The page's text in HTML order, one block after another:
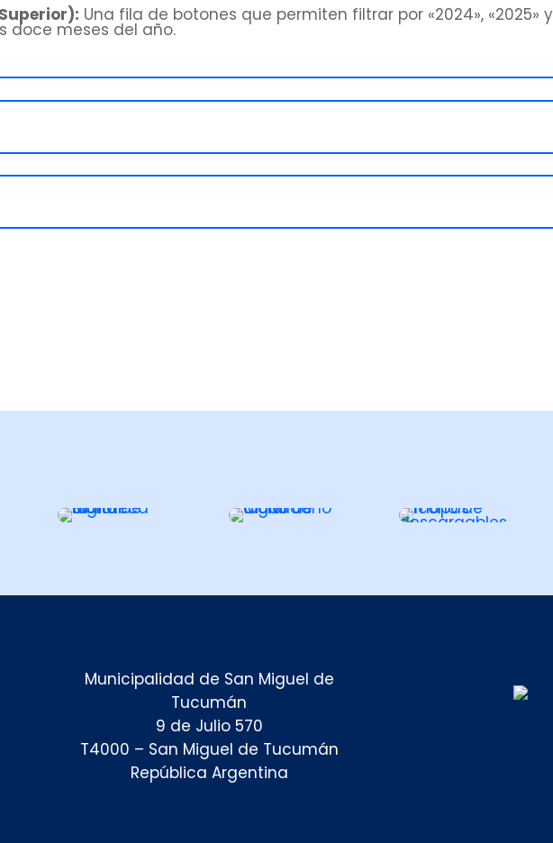
Una fila de botones que permiten filtrar por «2024», «2025» y
doce meses del año.
Municipalidad de San Miguel de
Tucumán
9 de Julio 570
T4000 – San Miguel de Tucumán
República Argentina